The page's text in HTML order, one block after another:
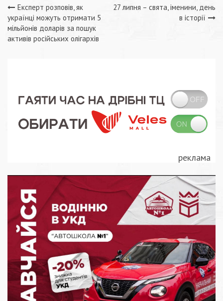
Навігація
записів
Експерт розповів, як
українці можуть отримати 5
мільйонів доларів за пошук
активів російських олігархів
27 липня – свята, іменини, день
в історії